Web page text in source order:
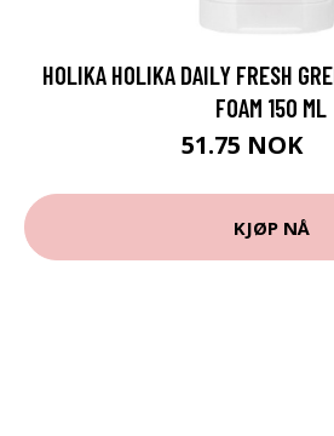
HOLIKA HOLIKA DAILY FRESH
FOAM 150 ML
51.75 NOK
KJØP NÅ